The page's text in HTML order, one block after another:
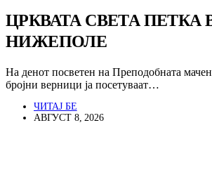
ЦРКВАТА СВЕТА ПЕТКА
НИЖЕПОЛЕ
На денот посветен на Преподобната
бројни верници ја посетуваат…
ЧИТАЈ БЕ
АВГУСТ 8, 2026